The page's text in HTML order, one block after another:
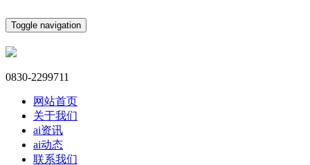
Toggle navigation
0830-2299711
网站首页
关于我们
ai资讯
ai动态
联系我们